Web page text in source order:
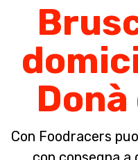
Con Foodracers